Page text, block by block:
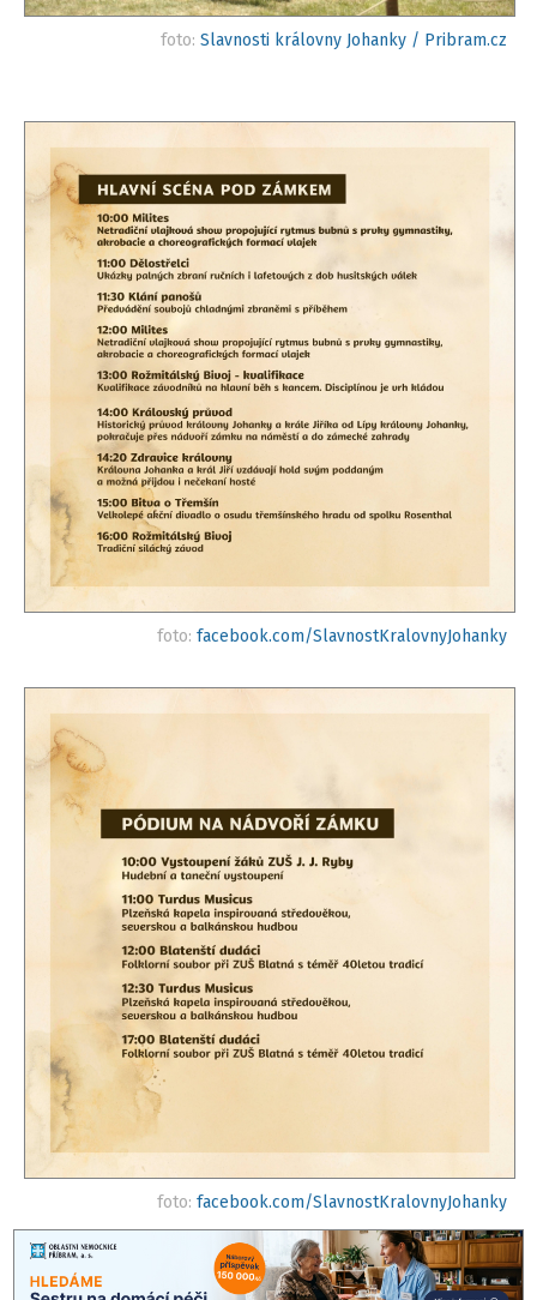
foto: Slavnosti královny Johanky / Pribram.cz
foto: facebook.com/SlavnostKralovnyJohanky
foto: facebook.com/SlavnostKralovnyJohanky